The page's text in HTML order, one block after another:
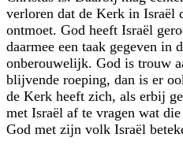
verloren dat de Kerk in Israël
ontmoet. God heeft Israël
daarmee een taak gegeven in
onberouwelijk. God is trouw
blijvende roeping, dan is er
de Kerk heeft zich, als erbij
met Israël af te vragen wat
God met zijn volk Israël